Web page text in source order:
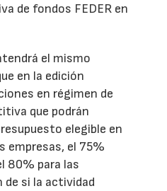
de fondos FEDER en
el mismo
en la edición
en régimen de
que podrán
elegible en
empresas, el 75%
80% para las
de si la actividad